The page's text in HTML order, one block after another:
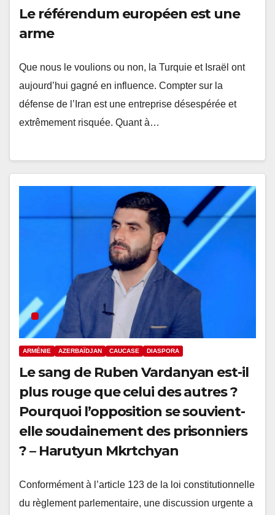
Le référendum européen est une
arme
Que nous le voulions ou non, la Turquie et Israël ont
aujourd’hui gagné en influence. Compter sur la
défense de l’Iran est une entreprise désespérée et
extrêmement risquée. Quant à…
ARMÉNIE AZERBAÏDJAN CAUCASE DIASPORA
Le sang de Ruben Vardanyan est-il
plus rouge que celui des autres ?
Pourquoi l’opposition se souvient-
elle soudainement des prisonniers
? – Harutyun Mkrtchyan
Conformément à l’article 123 de la loi constitutionnelle
du règlement parlementaire, une discussion urgente a